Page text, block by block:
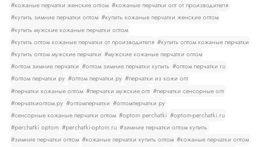
#кожаные перчатки женские оптом #кожаные перчатки опт от производителя
#купить зимние перчатки оптом #купить кожаные перчатки женские оптом
#купить мужские кожаные перчатки оптом
#купить оптом кожаные перчатки от производителя #купить оптом кожаные перчатки
#купить оптом мужские перчатки #мужские кожаные перчатки оптом
#оптом зимние перчатки #оптом зимние перчатки купить #оптом перчатки ru
#оптом перчатки ру #оптом перчатки.ру #перчатки из кожи опт
#перчатки кожаные оптом #перчатки мужские опт #перчатки сенсорные опт
#перчаткиоптом.ру #оптомперчатки #оптомперчатки ру
#сенсорные кожаные перчатки оптом #optom perchatki #optom-perchatki.ru
#perchatki optom #perchatki-optom.ru #зимние перчатки оптом купить
#зимние перчатки оптом #кожаные перчатки купить оптом #кожаные перчатки оптом